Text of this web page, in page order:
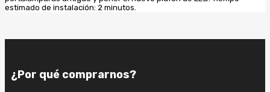
estimado de instalación: 2 minutos.
¿Por qué comprarnos?